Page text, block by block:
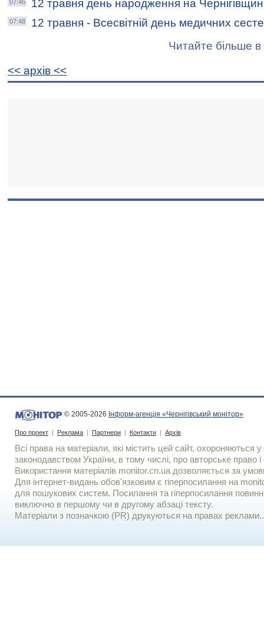
07:46 12 травня день народження на
07:48
12 травня - Всесвітній день медичних
Читайте більше в
<< архiв <<
© 2005-2026 Інформ-агенція «Чернігівський монітор»
Про проект | Реклама | Партнери | Контакти | Архів
Всі права на матеріали, які містить цей сайт, охороняються у
законодавством України, в тому числі, про авторське право і
Використання матерiалiв monitor.cn.ua дозволяється за
Для iнтернет-видань обов'язковим є гiперпосилання на
для пошукових систем. Посилання та гіперпосилання
виключно в першому чи в другому абзаці тексту.
Матеріали з позначкою (PR) друкуються на правах реклами..